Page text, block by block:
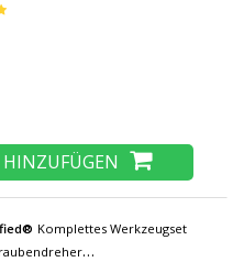
AC Home Ladegerät Plug
Komplettes Werkzeugset